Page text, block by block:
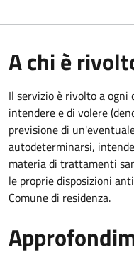
A chi è
Il servizio è rivolto a ogni
intendere e di volere
previsione di
autodeterminarsi,
materia di trattamenti
le proprie disposizioni
Comune di residenza.